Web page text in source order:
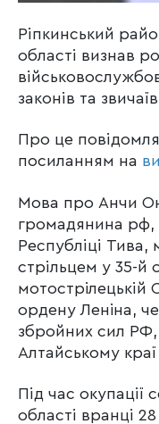
Ріпкинський
області визнав
законів та
Про це
посиланням на
Мова про Анчи
громадянина рф,
Республіці Тива,
стрільцем у 35-й
мотострiлецькій
ордену Ленiна,
збройних сил
Алтайському краї
Під час окупації
області вранці